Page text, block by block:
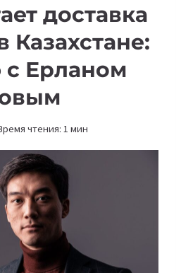
доставка
Казахстане:
с Ерланом
чтения: 1 мин